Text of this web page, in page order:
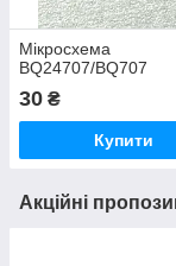
Мікросхема
BQ24707/BQ707
30 ₴
Купити
Акційні